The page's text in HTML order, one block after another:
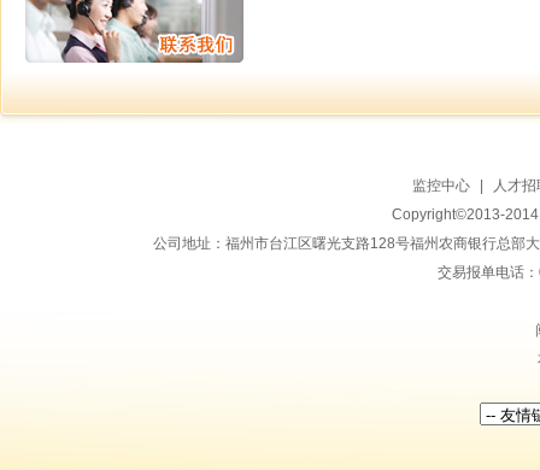
监控中心
人才招
Copyright©2013-
公司地址：福州市台江区曙光支路128号福州农商银行总
交易报单电话